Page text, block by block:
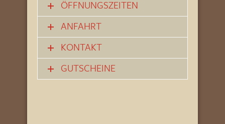
ÖFFNUNGSZEITEN
ANFAHRT
KONTAKT
GUTSCHEINE